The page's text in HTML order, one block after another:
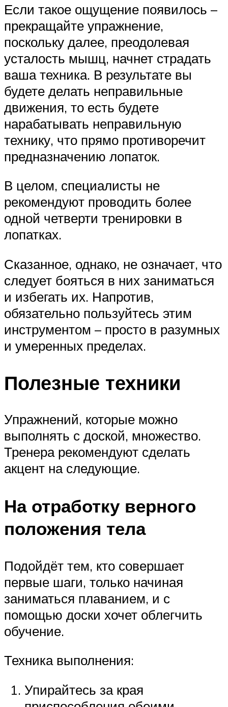
Если такое ощущение появилось –
прекращайте упражнение,
поскольку далее, преодолевая
усталость мышц, начнет страдать
ваша техника. В результате вы
будете делать неправильные
движения, то есть будете
нарабатывать неправильную
технику, что прямо противоречит
предназначению лопаток.
В целом, специалисты не
рекомендуют проводить более
одной четверти тренировки в
лопатках.
Сказанное, однако, не означает, что
следует бояться в них заниматься
и избегать их. Напротив,
обязательно пользуйтесь этим
инструментом – просто в разумных
и умеренных пределах.
Полезные техники
Упражнений, которые можно
выполнять с доской, множество.
Тренера рекомендуют сделать
акцент на следующие.
На отработку верного
положения тела
Подойдёт тем, кто совершает
первые шаги, только начиная
заниматься плаванием, и с
помощью доски хочет облегчить
обучение.
Техника выполнения:
Упирайтесь за края